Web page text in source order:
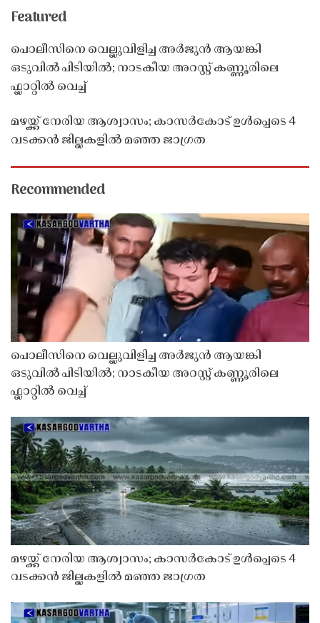
Featured
പൊലീസിനെ വെല്ലുവിളിച്ച അർജുൻ ആയങ്കി
ഒടുവിൽ പിടിയിൽ; നാടകീയ അറസ്റ്റ് കണ്ണൂരിലെ
ഫ്ലാറ്റിൽ വെച്ച്
മഴയ്ക്ക് നേരിയ ആശ്വാസം; കാസർകോട് ഉൾപ്പെടെ 4
വടക്കൻ ജില്ലകളിൽ മഞ്ഞ ജാഗ്രത
Recommended
പൊലീസിനെ വെല്ലുവിളിച്ച അർജുൻ ആയങ്കി
ഒടുവിൽ പിടിയിൽ; നാടകീയ അറസ്റ്റ് കണ്ണൂരിലെ
ഫ്ലാറ്റിൽ വെച്ച്
മഴയ്ക്ക് നേരിയ ആശ്വാസം; കാസർകോട് ഉൾപ്പെടെ 4
വടക്കൻ ജില്ലകളിൽ മഞ്ഞ ജാഗ്രത